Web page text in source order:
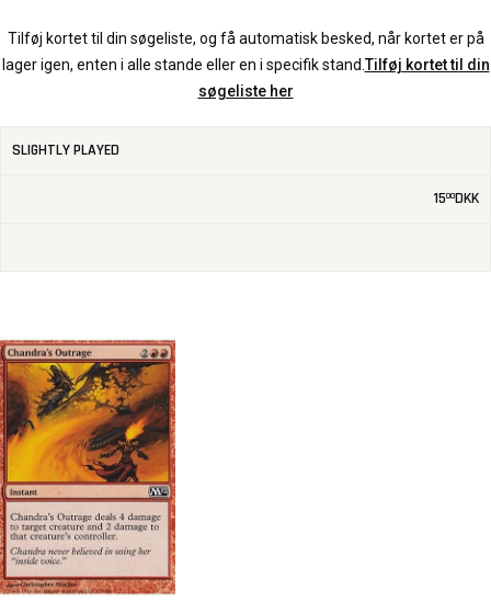
Tilføj kortet til din søgeliste, og få automatisk besked, når kortet er på
lager igen, enten i alle stande eller en i specifik stand. Tilføj kortet til din
søgeliste her
SLIGHTLY PLAYED
1500DKK